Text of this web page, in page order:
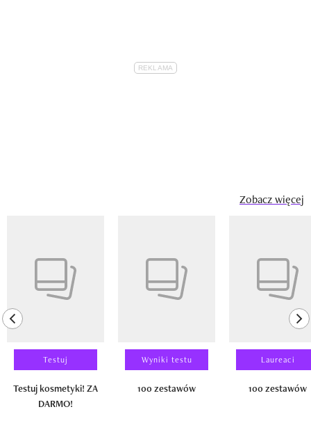
Zobacz więcej
previous element
Testuj
Testuj kosmetyki! ZA
DARMO!
Wyniki testu
100 zestawów
Laureaci
100 zestawów